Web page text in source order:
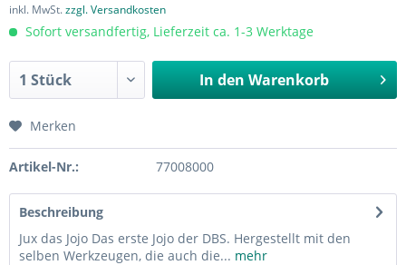
inkl. MwSt.zzgl. Versandkosten
Sofort versandfertig, Lieferzeit ca. 1-3 Werktage
In den Warenkorb
Merken
Artikel-Nr.: 77008000
Beschreibung
Jux das Jojo Das erste Jojo der DBS. Hergestellt mit den
selben Werkzeugen, die auch die... mehr